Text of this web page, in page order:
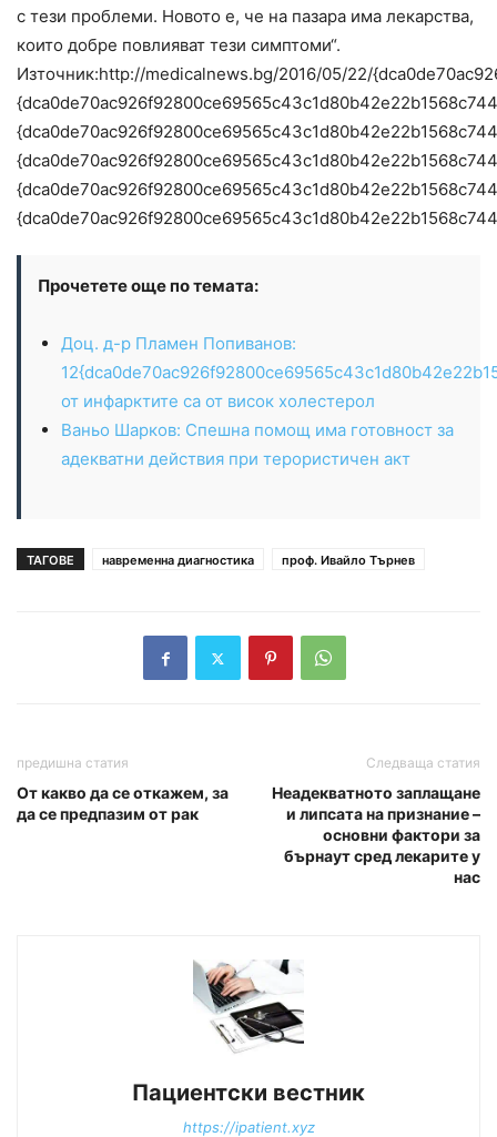
с тези проблеми. Новото е, че на пазара има лекарства,
които добре повлияват тези симптоми“.
Източник:http://medicalnews.bg/2016/05/22/
Прочетете още по темата:
Доц. д-р Пламен Попиванов:
от инфарктите са от висок холестерол
Ваньо Шарков: Спешна помощ има готовност за
адекватни действия при терористичен акт
ТАГОВЕ навременна диагностика проф. Ивайло Търнев
предишна статия
От какво да се откажем, за
да се предпазим от рак
Следваща статия
Неадекватното заплащане
и липсата на признание –
основни фактори за
бърнаут сред лекарите у
нас
Пациентски вестник
https://ipatient.xyz